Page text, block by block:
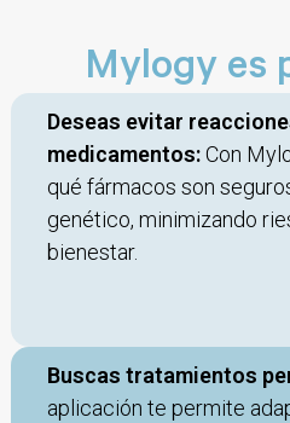
Mylogy es
Deseas evitar
medicamentos:Con
qué fármacos son
genético, minimizando
bienestar.
Buscas tratamientos
aplicación te permite